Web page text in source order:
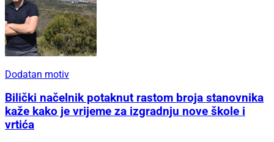
Dodatan motiv
Bilički načelnik potaknut rastom broja stanovnika
kaže kako je vrijeme za izgradnju nove škole i
vrtića